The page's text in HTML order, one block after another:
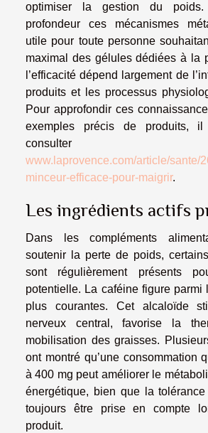
optimiser la gestion du poids.
profondeur ces mécanismes
utile pour toute personne
maximal des gélules dédiées à la
l’efficacité dépend largement de
produits et les processus
Pour approfondir ces
exemples précis de produits,
consulter
www.laprovence.com/article/sante/
minceur-efficace-pour-maigrir.
Les ingrédients actifs
Dans les compléments
soutenir la perte de poids,
sont régulièrement présents
potentielle. La caféine figure parmi
plus courantes. Cet alcaloïde
nerveux central, favorise la
mobilisation des graisses.
ont montré qu’une consommation
à 400 mg peut améliorer le
énergétique, bien que la
toujours être prise en compte
produit.